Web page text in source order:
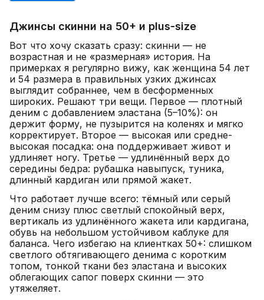
Джинсы скинни на 50+ и plus-size
Вот что хочу сказать сразу: скинни — не
возрастная и не «размерная» история. На
примерках я регулярно вижу, как женщина 54 лет
и 54 размера в правильных узких джинсах
выглядит собраннее, чем в бесформенных
широких. Решают три вещи. Первое — плотный
деним с добавлением эластана (5–10%): он
держит форму, не пузырится на коленях и мягко
корректирует. Второе — высокая или средне-
высокая посадка: она поддерживает живот и
удлиняет ногу. Третье — удлинённый верх до
середины бедра: рубашка навыпуск, туника,
длинный кардиган или прямой жакет.
Что работает лучше всего: тёмный или серый
деним снизу плюс светлый спокойный верх,
вертикаль из удлинённого жакета или кардигана,
обувь на небольшом устойчивом каблуке для
баланса. Чего избегаю на клиентках 50+: слишком
светлого обтягивающего денима с коротким
топом, тонкой ткани без эластана и высоких
облегающих сапог поверх скинни — это
утяжеляет.